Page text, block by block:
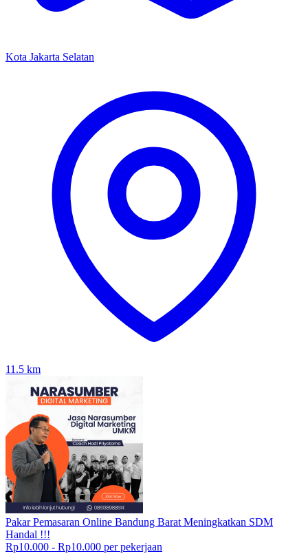
Kota Jakarta Selatan
11.5 km
Pakar Pemasaran Online Bandung Barat Meningkatkan SDM
Handal !!!
Rp10.000 - Rp10.000 per pekerjaan